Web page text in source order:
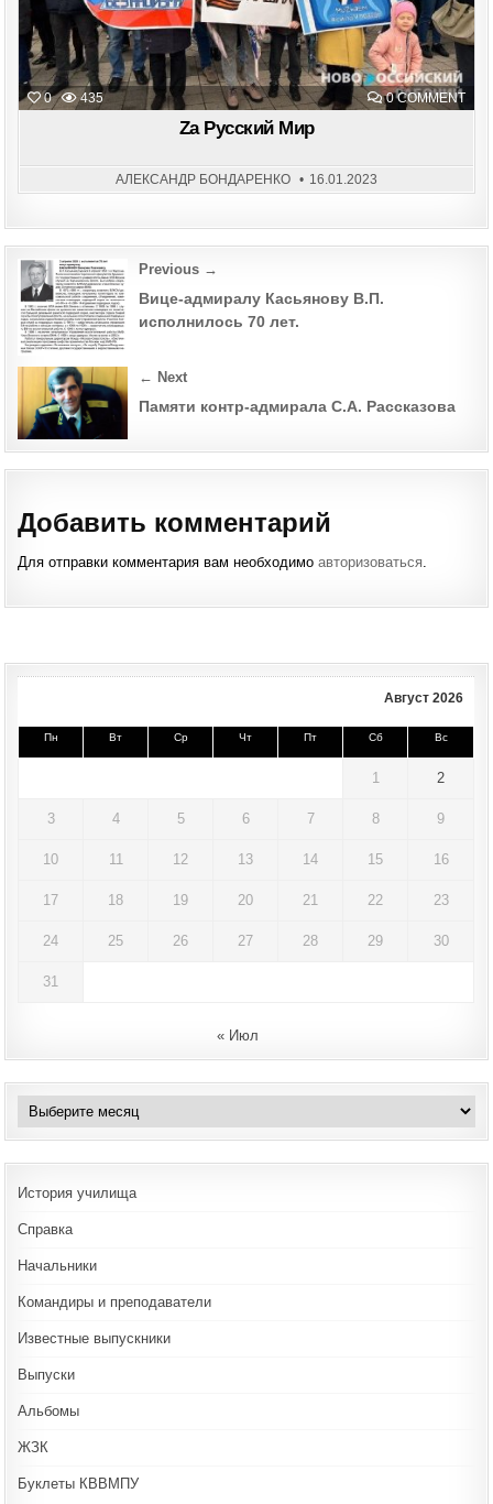
0 435 0 COMMENTON
ZА
Zа Русский Мир
АЛЕКСАНДР БОНДАРЕНКО 16.01.2023
Post
navigation
Previous →
Вице-адмиралу Касьянову В.П.
исполнилось 70 лет.
← Next
Памяти контр-адмирала С.А. Рассказова
Добавить комментарий
Для отправки комментария вам необходимоавторизоваться.
Август 2026
Пн Вт Ср Чт Пт Сб Вс
1 2
3 4 5 6 7 8 9
10 11 12 13 14 15 16
17 18 19 20 21 22 23
24 25 26 27 28 29 30
31
« Июл
Архивы
История училища
Справка
Начальники
Командиры и преподаватели
Известные выпускники
Выпуски
Альбомы
ЖЗК
Буклеты КВВМПУ